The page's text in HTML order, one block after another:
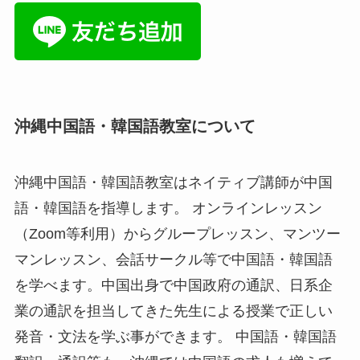
沖縄中国語・韓国語教室について
沖縄中国語・韓国語教室はネイティブ講師が中国
語・韓国語を指導します。 オンラインレッスン
（Zoom等利用）からグループレッスン、マンツー
マンレッスン、会話サークル等で中国語・韓国語
を学べます。中国出身で中国政府の通訳、日系企
業の通訳を担当してきた先生による授業で正しい
発音・文法を学ぶ事ができます。 中国語・韓国語